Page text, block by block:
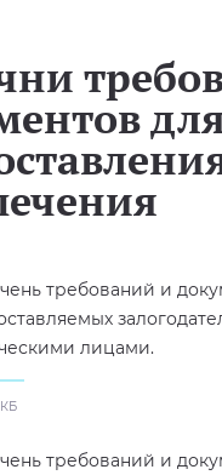
требований и
лицами.
требований и